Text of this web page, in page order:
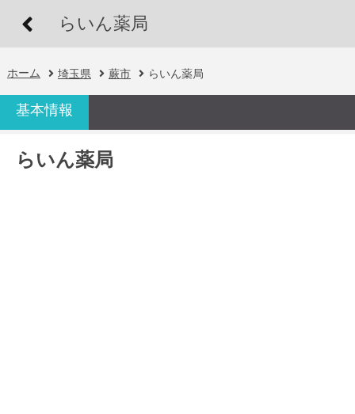
らいん薬局
ホーム 埼玉県 蕨市 らいん薬局
基本情報
らいん薬局